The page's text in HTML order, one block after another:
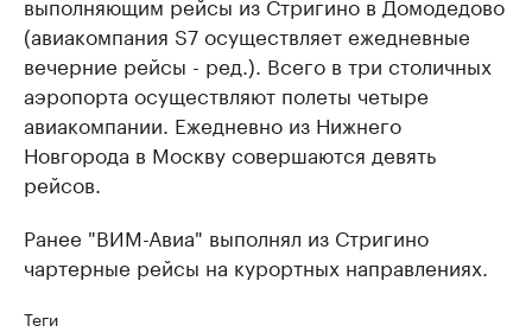
(авиакомпания S7 осуществляет ежедневные
вечерние рейсы - ред.). Всего в три столичных
аэропорта осуществляют полеты четыре
авиакомпании. Ежедневно из Нижнего
Новгорода в Москву совершаются девять
рейсов.
Ранее "ВИМ-Авиа" выполнял из Стригино
чартерные рейсы на курортных направлениях.
Теги